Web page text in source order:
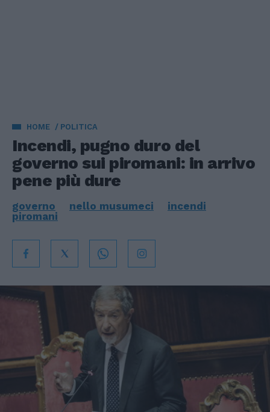
HOME POLITICA
Incendi, pugno duro del
governo sui piromani: in arrivo
pene più dure
governo nello musumeci
incendi
piromani